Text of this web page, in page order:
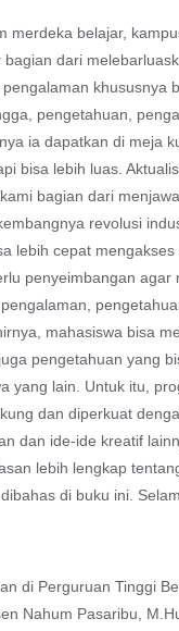
merdeka belajar,
bagian dari
khususnya
pengetahuan,
ia dapatkan di meja
bisa lebih luas.
bagian dari
revolusi
lebih cepat mengakses
penyeimbangan agar
mahasiswa bisa
pengetahuan yang
yang lain. Untuk itu,
dan diperkuat
dan ide-ide kreatif
lebih lengkap
di buku ini.
di Perguruan Tinggi
Nahum Pasaribu,